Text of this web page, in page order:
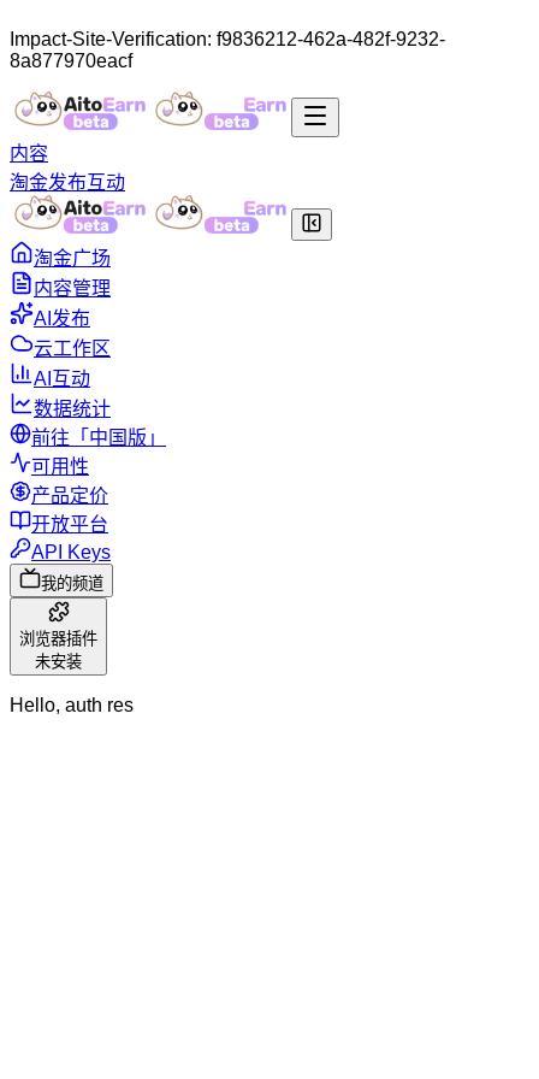
Impact-Site-Verification: f9836212-462a-482f-9232-
8a877970eacf
内容
淘金发布互动
淘金广场
内容管理
AI发布
云工作区
AI互动
数据统计
前往「中国版」
可用性
产品定价
开放平台
API Keys
我的频道
浏览器插件
未安装
Hello, auth res